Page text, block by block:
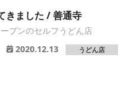
きました / 善通寺
プンのセルフうどん店
2020.12.13
うどん店